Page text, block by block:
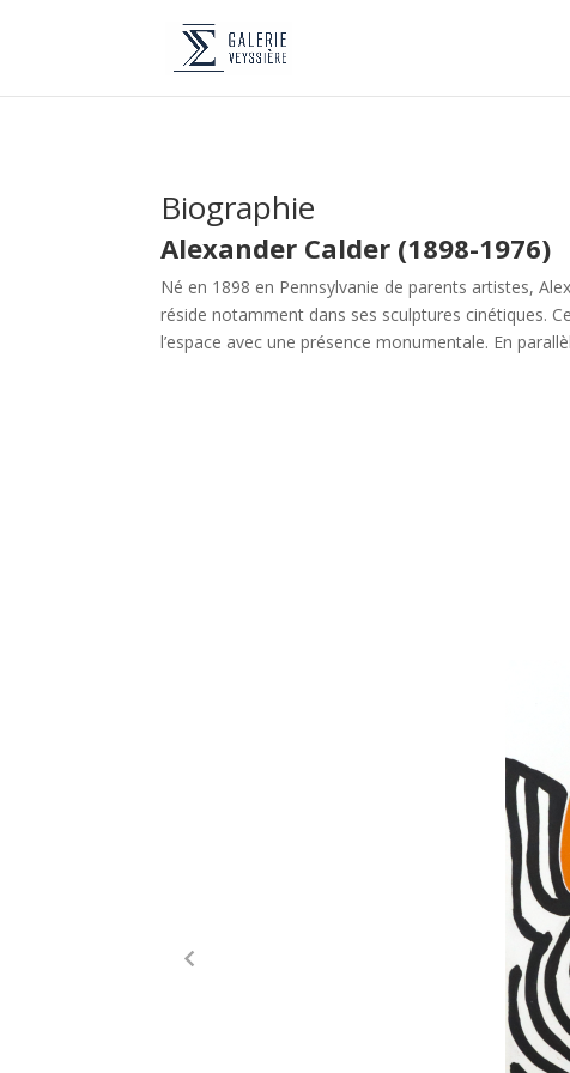
Biographie
Alexander Calder (1898-1976)
Né en 1898 en Pennsylvanie de parents artistes,
réside notamment dans ses sculptures cinétiques.
l’espace avec une présence monumentale. En